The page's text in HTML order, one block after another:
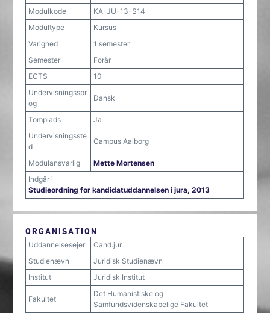
Modulkode
KA-JU-13-S14
Modultype
Kursus
Varighed
1 semester
Semester
Forår
ECTS
10
Undervisningsspr
og
Dansk
Tomplads
Ja
Undervisningsste
d
Campus Aalborg
Modulansvarlig
Mette Mortensen
Indgår i
Studieordning for kandidatuddannelsen i jura, 2013
ORGANISATION
Uddannelsesejer
Cand.jur.
Studienævn
Juridisk Studienævn
Institut
Juridisk Institut
Fakultet
Det Humanistiske og
Samfundsvidenskabelige Fakultet